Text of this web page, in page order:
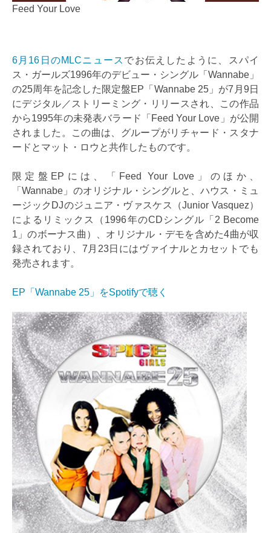
Feed Your Love
6月16日のMLCニュース でお伝えしたように、スパイ
ス・ガールズ1996年のデビュー・シングル「Wannabe」
の25周年を記念した限定盤EP「Wannabe 25」が7月9日
にデジタル／ストリーミング・リリースされ、この作品
から1995年の未発表バラード「Feed Your Love」が公開
されました。この曲は、グループがリチャード・スタナ
ードとマット・ロウと共作したものです。
限定盤EPには、「Feed Your Love」のほか、
「Wannabe」のオリジナル・シングルと、ハウス・ミュ
ージックDJのジュニア・ヴァスケス（Junior Vasquez）
によるリミックス（1996年のCDシングル「2 Become
1」のボーナス曲）、オリジナル・デモを含めた4曲が収
録されており、7月23日にはヴァイナルとカセットでも
発売されます。
EP「Wannabe 25」をSpotifyで聴く